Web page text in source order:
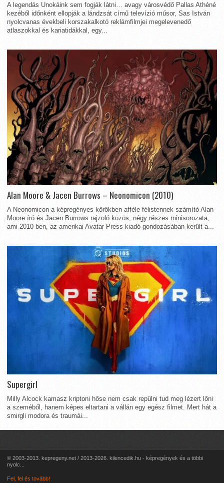
A legendás Unokáink sem fogják látni… avagy városvédő Pallas Athéné
kezéből időnként ellopják a lándzsát című televízió műsor, Sas István
nyolcvanas évekbeli korszakalkotó reklámfilmjei megelevenedő
atlaszokkal és kariatidákkal, egy...
Alan Moore & Jacen Burrows – Neonomicon (2010)
A Neonomicon a képregényes körökben afféle félistennek számító Alan
Moore író és Jacen Burrows rajzoló közös, négy részes minisorozata,
ami 2010-ben, az amerikai Avatar Press kiadó gondozásában került a...
Supergirl
Milly Alcock kamasz kriptoni hőse nem csak repülni tud meg lézert lőni
a szeméből, hanem képes eltartani a vállán egy egész filmet. Mert hát a
smirgli modora és traumái...
© 2003-2013. kepregeny.net / 2013-2026. kilencedik.hu - képregények és a többi
nyolc...
Fel, fel és tovább!